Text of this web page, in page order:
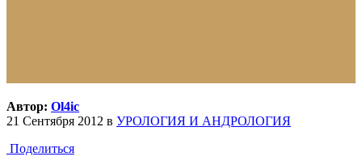
Автор: Ol4ic
21 Сентября 2012 в УРОЛОГИЯ И АНДРОЛОГИЯ
Поделиться